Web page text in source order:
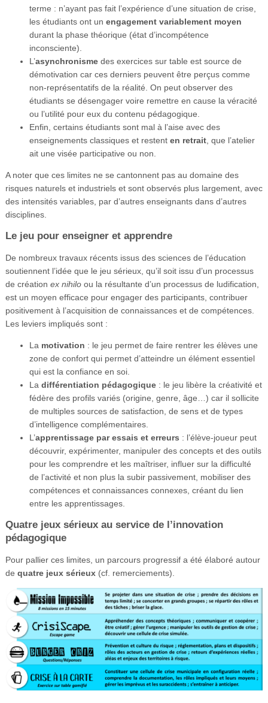
terme : n’ayant pas fait l’expérience d’une situation de crise,
les étudiants ont un engagement variablement moyen
durant la phase théorique (état d’incompétence
inconsciente).
L’asynchronismedes exercices sur table est source de
démotivation car ces derniers peuvent être perçus comme
non-représentatifs de la réalité. On peut observer des
étudiants se désengager voire remettre en cause la véracité
ou l’utilité pour eux du contenu pédagogique.
Enfin, certains étudiants sont mal à l’aise avec des
enseignements classiques et restent en retrait, que l’atelier
ait une visée participative ou non.
A noter que ces limites ne se cantonnent pas au domaine des
risques naturels et industriels et sont observés plus largement, avec
des intensités variables, par d’autres enseignants dans d’autres
disciplines.
Le jeu pour enseigner et apprendre
De nombreux travaux récents issus des sciences de l’éducation
soutiennent l’idée que le jeu sérieux, qu’il soit issu d’un processus
de création ex nihiloou la résultante d’un processus de ludification,
est un moyen efficace pour engager des participants, contribuer
positivement à l’acquisition de connaissances et de compétences.
Les leviers impliqués sont :
La motivation : le jeu permet de faire rentrer les élèves une
zone de confort qui permet d’atteindre un élément essentiel
qui est la confiance en soi.
La différentiation pédagogique: le jeu libère la créativité et
fédère des profils variés (origine, genre, âge…) car il sollicite
de multiples sources de satisfaction, de sens et de types
d’intelligence complémentaires.
L’apprentissage par essais et erreurs : l’élève-joueur peut
découvrir, expérimenter, manipuler des concepts et des outils
pour les comprendre et les maîtriser, influer sur la difficulté
de l’activité et non plus la subir passivement, mobiliser des
compétences et connaissances connexes, créant du lien
entre les apprentissages.
Quatre jeux sérieux au service de l’innovation
pédagogique
Pour pallier ces limites, un parcours progressif a été élaboré autour
de quatre jeux sérieux(cf. remerciements).